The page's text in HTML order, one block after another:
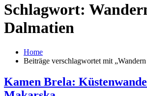
Schlagwort:
Dalmatien
Home
Beiträge verschlagwortet mit
Kamen Brela: